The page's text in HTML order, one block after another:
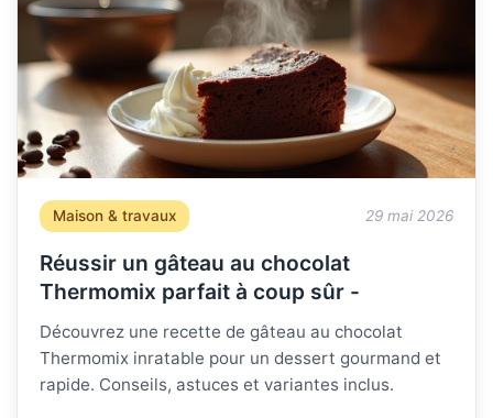
Maison & travaux 29 mai 2026
Réussir un gâteau au chocolat
Thermomix parfait à coup sûr -
Découvrez une recette de gâteau au chocolat
Thermomix inratable pour un dessert gourmand et
rapide. Conseils, astuces et variantes inclus.